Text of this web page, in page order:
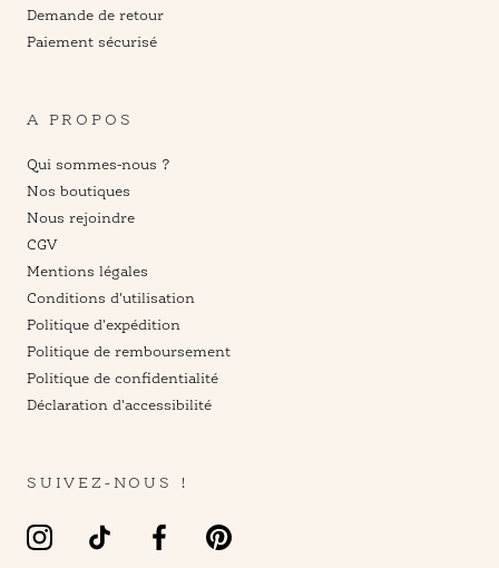
Demande de retour
Paiement sécurisé
A PROPOS
Qui sommes-nous ?
Nos boutiques
Nous rejoindre
CGV
Mentions légales
Conditions d'utilisation
Politique d'expédition
Politique de remboursement
Politique de confidentialité
Déclaration d'accessibilité
SUIVEZ-NOUS !